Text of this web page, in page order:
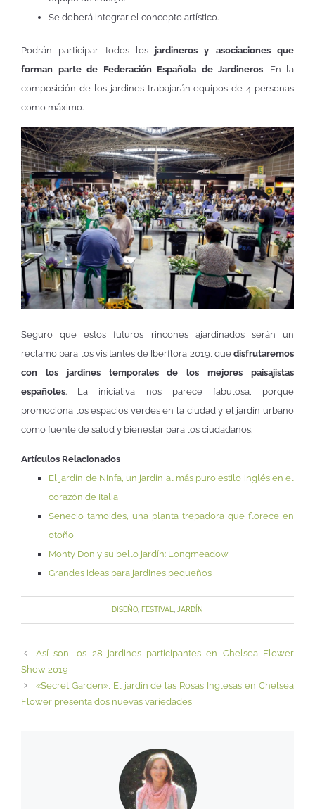
Se deberá integrar el concepto artístico.
Podrán participar todos losjardineros y asociaciones que
forman parte de Federación Española de Jardineros. En la
composición de los jardines trabajarán equipos de 4 personas
como máximo.
Seguro que estos futuros rincones ajardinados serán un
reclamo para los visitantes de Iberflora 2019, que disfrutaremos
con los jardines temporales de los mejores paisajistas
españoles. La iniciativa nos parece fabulosa, porque
promociona los espacios verdes en la ciudad y el jardín urbano
como fuente de salud y bienestar para los ciudadanos.
Artículos Relacionados
El jardín de Ninfa, un jardín al más puro estilo inglés en el
corazón de Italia
Senecio tamoides, una planta trepadora que florece en
otoño
Monty Don y su bello jardín: Longmeadow
Grandes ideas para jardines pequeños
DISEÑO FESTIVAL JARDÍN
Así son los 28 jardines participantes en Chelsea Flower
Show 2019
«Secret Garden», El jardín de las Rosas Inglesas en Chelsea
Flower presenta dos nuevas variedades